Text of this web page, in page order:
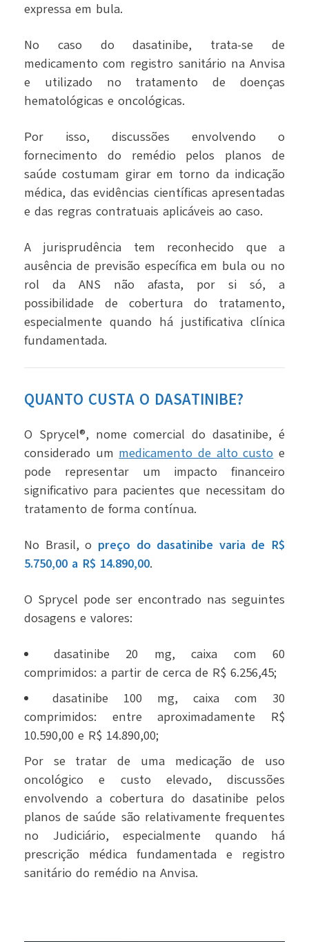
expressa em bula.
No caso do dasatinibe, trata-se de
medicamento com registro sanitário na Anvisa
e utilizado no tratamento de doenças
hematológicas e oncológicas.
Por isso, discussões envolvendo o
fornecimento do remédio pelos planos de
saúde costumam girar em torno da indicação
médica, das evidências científicas apresentadas
e das regras contratuais aplicáveis ao caso.
A jurisprudência tem reconhecido que a
ausência de previsão específica em bula ou no
rol da ANS não afasta, por si só, a
possibilidade de cobertura do tratamento,
especialmente quando há justificativa clínica
fundamentada.
QUANTO CUSTA O DASATINIBE?
O Sprycel®, nome comercial do dasatinibe, é
considerado um medicamento de alto custo e
pode representar um impacto financeiro
significativo para pacientes que necessitam do
tratamento de forma contínua.
No Brasil, o preço do dasatinibe varia de R$
5.750,00 a R$ 14.890,00.
O Sprycel pode ser encontrado nas seguintes
dosagens e valores:
dasatinibe 20 mg, caixa com 60
comprimidos: a partir de cerca de R$ 6.256,45;
dasatinibe 100 mg, caixa com 30
comprimidos: entre aproximadamente R$
10.590,00 e R$ 14.890,00;
Por se tratar de uma medicação de uso
oncológico e custo elevado, discussões
envolvendo a cobertura do dasatinibe pelos
planos de saúde são relativamente frequentes
no Judiciário, especialmente quando há
prescrição médica fundamentada e registro
sanitário do remédio na Anvisa.